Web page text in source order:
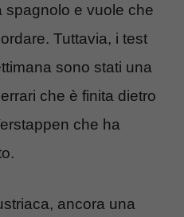
spagnolo e vuole che
Tuttavia, i test
sono stati una
che è finita dietro
che ha
ancora una